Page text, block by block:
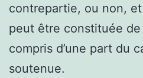
contrepartie, ou non,
peut être constituée de
compris d’une part du
soutenue.